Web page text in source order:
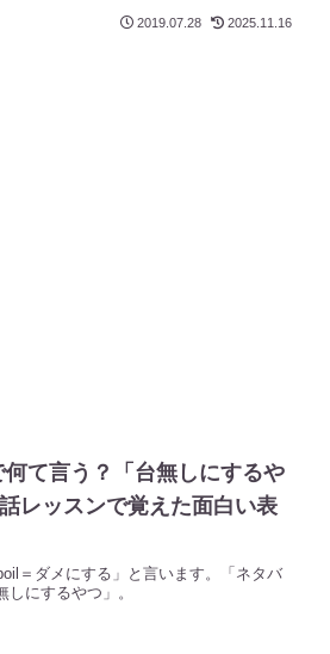
2019.07.28 2025.11.16
何て言う？「台無しにするや
レッスンで覚えた面白い表
＝ダメにする」と言います。「ネタバ
にするやつ」。